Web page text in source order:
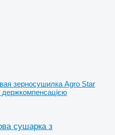
зерносушилка Agro Star
сушарка з